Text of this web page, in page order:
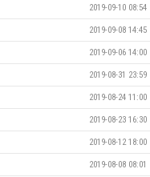
2019-09-10 08:54
2019-09-08 14:45
2019-09-06 14:00
2019-08-31 23:59
2019-08-24 11:00
2019-08-23 16:30
2019-08-12 18:00
2019-08-08 08:01